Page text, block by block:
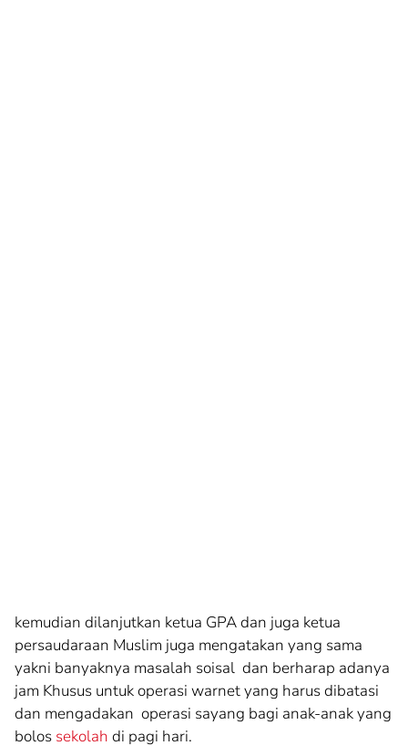
kemudian dilanjutkan ketua GPA dan juga ketua
persaudaraan Muslim juga mengatakan yang sama
yakni banyaknya masalah soisal dan berharap adanya
jam Khusus untuk operasi warnet yang harus dibatasi
dan mengadakan operasi sayang bagi anak-anak yang
bolos sekolah di pagi hari.